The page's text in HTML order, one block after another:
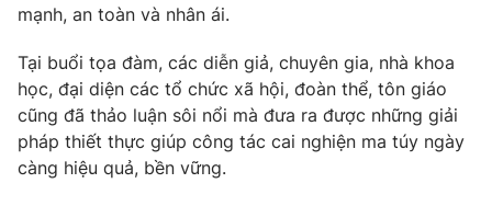
mạnh, an toàn và nhân ái.
Tại buổi tọa đàm, các diễn giả, chuyên gia, nhà khoa
học, đại diện các tổ chức xã hội, đoàn thể, tôn giáo
cũng đã thảo luận sôi nổi mà đưa ra được những giải
pháp thiết thực giúp công tác cai nghiện ma túy ngày
càng hiệu quả, bền vững.